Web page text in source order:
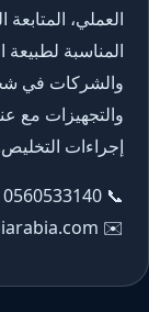
العملي،
المناسبة لطبيعة
والشركات في
والتجهيزات مع
إجراءات
📞
0560533140
✉️